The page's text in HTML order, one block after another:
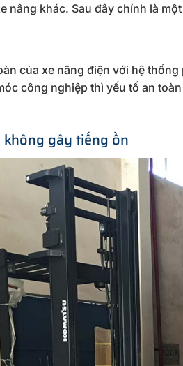
nâng khác. Sau đây chính là
của xe nâng điện với hệ
công nghiệp thì yếu tố an
gây tiếng ồn